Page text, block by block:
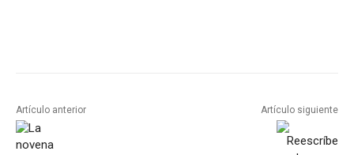
Artículo anterior Artículo siguiente